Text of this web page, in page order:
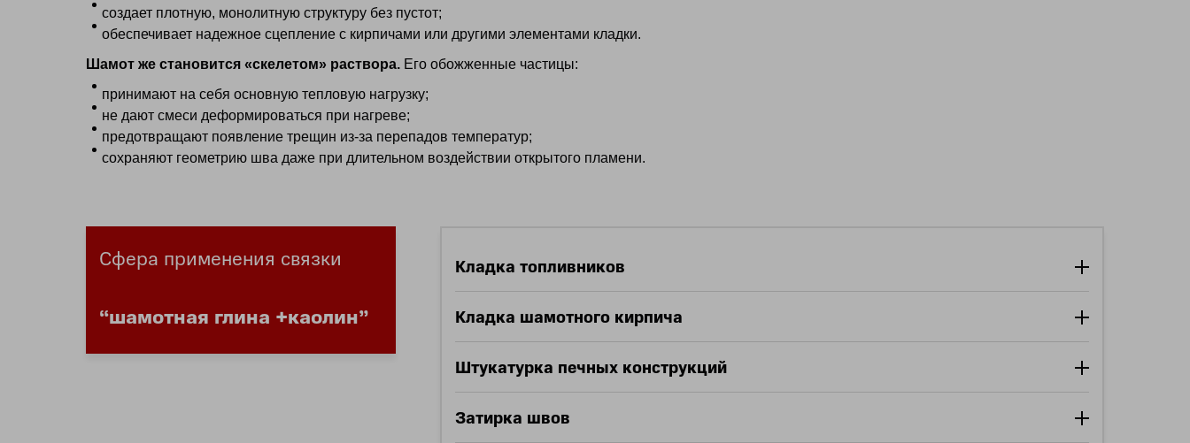
создает плотную, монолитную структуру без пустот;
обеспечивает надежное сцепление с кирпичами или другими элементами кладки.
Шамот же становится «скелетом» раствора. Его обожженные частицы:
принимают на себя основную тепловую нагрузку;
не дают смеси деформироваться при нагреве;
предотвращают появление трещин из‑за перепадов температур;
сохраняют геометрию шва даже при длительном воздействии открытого пламени.
Сфера применения связки
“шамотная глина +каолин”
Кладка топливников
Кладка шамотного кирпича
Штукатурка печных конструкций
Затирка швов